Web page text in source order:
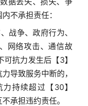
不承担责任：
战争、政府行为、
网络攻击、通信故
抗力发生后【3】
导致服务中断的，
持续超过【30】
承担违约责任。